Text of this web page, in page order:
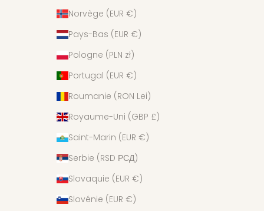
Norvège (EUR €)
Pays-Bas (EUR €)
Pologne (PLN zł)
Portugal (EUR €)
Roumanie (RON Lei)
Royaume-Uni (GBP £)
Saint-Marin (EUR €)
Serbie (RSD РСД)
Slovaquie (EUR €)
Slovénie (EUR €)